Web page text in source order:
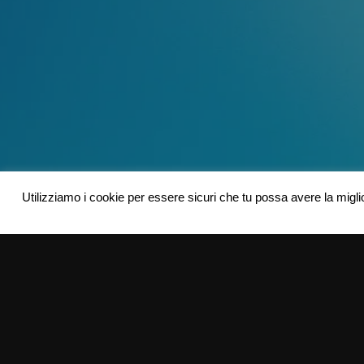
Utilizziamo i cookie per essere sicuri che tu possa avere la